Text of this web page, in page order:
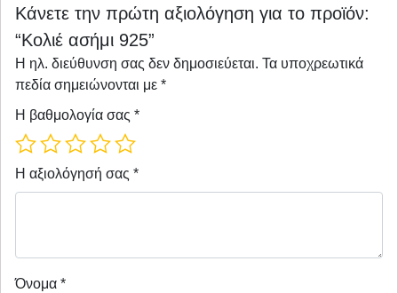
Κάνετε την πρώτη αξιολόγηση για το προϊόν:
“Κολιέ ασήμι 925”
Η ηλ. διεύθυνση σας δεν δημοσιεύεται. Τα υποχρεωτικά
πεδία σημειώνονται με *
Η βαθμολογία σας *
Η αξιολόγησή σας *
Όνομα *